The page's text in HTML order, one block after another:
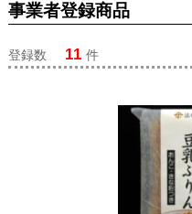
事業者登録商品
登録数 11 件